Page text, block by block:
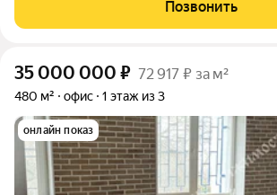
сдачу. Ремонт выполнен в светлых
Позвонить
35 000 000 ₽ 72 917 ₽ за м²
480 м² офис 1 этаж из 3
онлайн показ